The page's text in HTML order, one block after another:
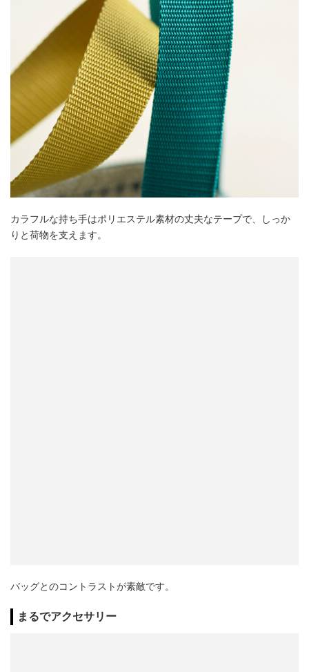
カラフルな持ち手はポリエステル素材の丈夫なテープで、しっか
りと荷物を支えます。
バッグとのコントラストが素敵です。
まるでアクセサリー